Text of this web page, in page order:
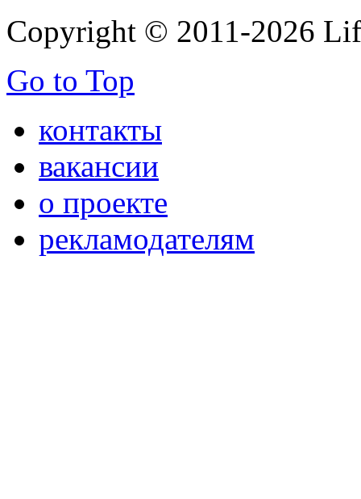
Copyright © 2011-2026
Go to Top
контакты
вакансии
о проекте
рекламодателям